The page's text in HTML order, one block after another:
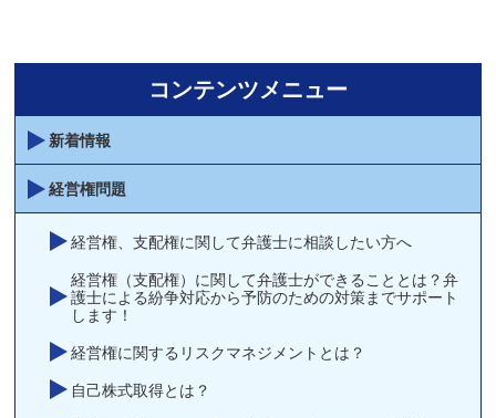
コンテンツメニュー
新着情報
経営権問題
経営権、支配権に関して弁護士に相談したい方へ
経営権（支配権）に関して弁護士ができることとは？弁
護士による紛争対応から予防のための対策までサポート
します！
経営権に関するリスクマネジメントとは？
自己株式取得とは？